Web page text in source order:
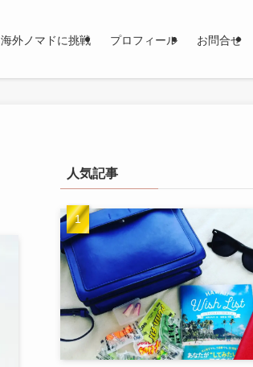
海外ノマドに挑戦 プロフィール お問合せ
人気記事